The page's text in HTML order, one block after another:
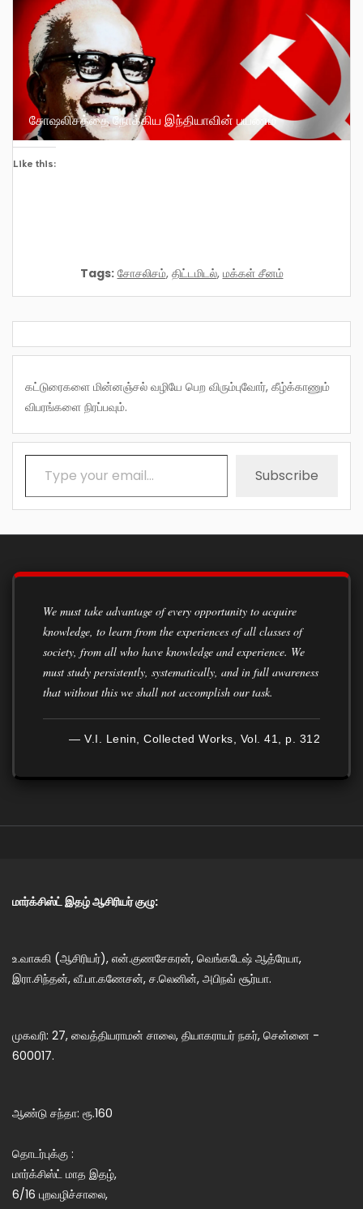
சோஷலிசத்தை நோக்கிய இந்தியாவின் பயணம்
Like this:
Tags: சோசலிசம், திட்டமிடல், மக்கள் சீனம்
கட்டுரைகளை மின்னஞ்சல் வழியே பெற விரும்புவோர், கீழ்க்காணும்
விபரங்களை நிரப்பவும்.
Type your email…
Subscribe
We must take advantage of every opportunity to acquire
knowledge, to learn from the experiences of all classes of
society, from all who have knowledge and experience. We
must study persistently, systematically, and in full awareness
that without this we shall not accomplish our task.
— V.I. Lenin, Collected Works, Vol. 41, p. 312
மார்க்சிஸ்ட் இதழ் ஆசிரியர் குழு:
உ.வாசுகி (ஆசிரியர்), என்.குணசேகரன், வெங்கடேஷ் ஆத்ரேயா,
இரா.சிந்தன், வீ.பா.கணேசன், ச.லெனின், அபிநவ் சூர்யா.
முகவரி: 27, வைத்தியராமன் சாலை, தியாகராயர் நகர், சென்னை -
600017.
ஆண்டு சந்தா: ரூ.160
தொடர்புக்கு :
மார்க்சிஸ்ட் மாத இதழ்,
6/16 புறவழிச்சாலை,